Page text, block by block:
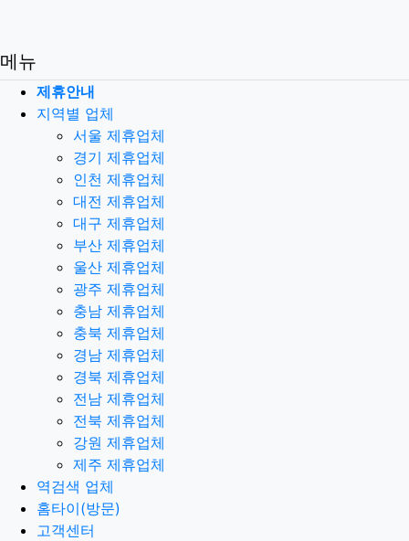
메뉴
제휴안내
지역별 업체
서울 제휴업체
경기 제휴업체
인천 제휴업체
대전 제휴업체
대구 제휴업체
부산 제휴업체
울산 제휴업체
광주 제휴업체
충남 제휴업체
충북 제휴업체
경남 제휴업체
경북 제휴업체
전남 제휴업체
전북 제휴업체
강원 제휴업체
제주 제휴업체
역검색 업체
홈타이(방문)
고객센터